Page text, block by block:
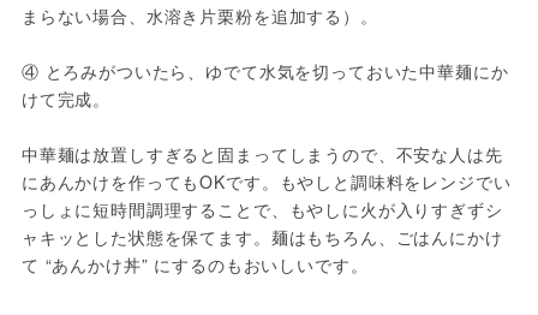
まらない場合、水溶き片栗粉を追加する）。
④ とろみがついたら、ゆでて水気を切っておいた中華麺にか
けて完成。
中華麺は放置しすぎると固まってしまうので、不安な人は先
にあんかけを作ってもOKです。もやしと調味料をレンジでい
っしょに短時間調理することで、もやしに火が入りすぎずシ
ャキッとした状態を保てます。麺はもちろん、ごはんにかけ
て “あんかけ丼” にするのもおいしいです。